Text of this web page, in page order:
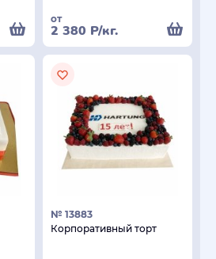
от
2 380 Р/кг.
№ 13883
Корпоративный торт